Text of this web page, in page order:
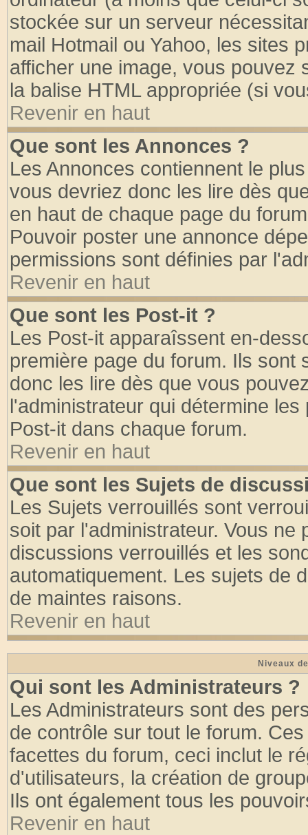
stockée sur un serveur
mail Hotmail ou Yahoo, les sites
afficher une image, vous pouvez
la balise HTML appropriée (si
Revenir en haut
Que sont les Annonces ?
Les Annonces contiennent le
vous devriez donc les lire dès
en haut de chaque page du
Pouvoir poster une annonce
permissions sont définies par
Revenir en haut
Que sont les Post-it ?
Les Post-it apparaîssent en-
première page du forum. Ils
donc les lire dès que vous
l'administrateur qui détermine
Post-it dans chaque forum.
Revenir en haut
Que sont les Sujets de
Les Sujets verrouillés sont
soit par l'administrateur. Vous
discussions verrouillés et les
automatiquement. Les sujets de
de maintes raisons.
Revenir en haut
Niveaux
Qui sont les Administrateurs ?
Les Administrateurs sont des
de contrôle sur tout le forum.
facettes du forum, ceci inclut le
d'utilisateurs, la création de
Ils ont également tous les
Revenir en haut